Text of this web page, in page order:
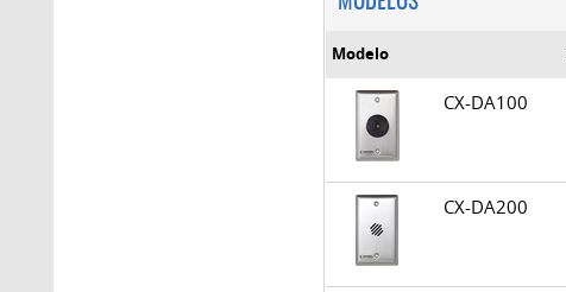
Modelo
CX-DA100
CX-DA200